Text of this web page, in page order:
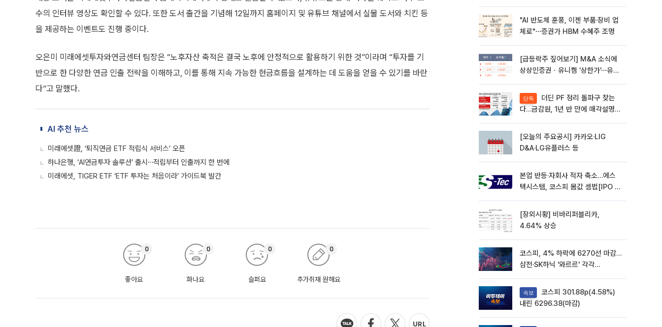
수의 인터뷰 영상도 확인할 수 있다. 또한 도서 출간을 기념해 12일까지 홈페이지 및 유튜브 채널에서 실물 도서와 치킨 등
을 제공하는 이벤트도 진행 중이다.
오은미 미래에셋투자와연금센터 팀장은 “노후자산 축적은 결국 노후에 안정적으로 활용하기 위한 것”이라며 “투자를 기
반으로 한 다양한 연금 인출 전략을 이해하고, 이를 통해 지속 가능한 현금흐름을 설계하는 데 도움을 얻을 수 있기를 바란
다”고 말했다.
AI 추천 뉴스
미래에셋證, ‘퇴직연금 ETF 적립식 서비스’ 오픈
하나은행, ‘AI연금투자 솔루션’ 출시⋯적립부터 인출까지 한 번에
미래에셋, TIGER ETF ‘ETF 투자는 처음이라’ 가이드북 발간
좋아요
0
화나요
0
슬퍼요
0
추가취재 원해요
0
"AI 반도체 훈풍, 이젠 부품·장비 업
체로"⋯증권가 HBM 수혜주 조명
[급등락주 짚어보기] M&A 소식에
상상인증권ㆍ유니켐 ‘상한가’⋯유증
단독
다…금감원, 1년 반 만에 매각설명회
[오늘의 주요공시] 카카오·LIG
D&A·LG유플러스 등
본업 반등·자회사 적자 축소…에스
텍시스템, 코스피 몸값 셈법[IPO 엑
[장외시황] 비바리퍼블리카,
4.64% 상승
코스피, 4% 하락에 6270선 마감…
삼전·SK하닉 '와르르' 각각
속보
내린 6296.38(마감)